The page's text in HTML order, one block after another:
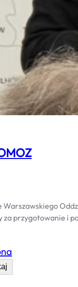
Warszawskiego
przygotowanie i